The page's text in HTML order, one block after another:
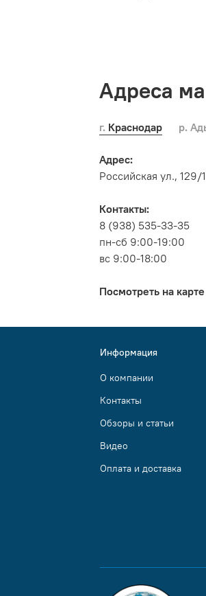
Адреса
г. Краснодар р.
Адрес:
Российская ул., 129/1
Контакты:
8 (938) 535-33-35
пн-сб 9:00-19:00
вс 9:00-18:00
Посмотреть на карте
Информация
О компании
Контакты
Обзоры и статьи
Видео
Оплата и доставка